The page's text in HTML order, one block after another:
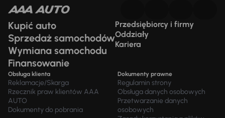
Kupić auto
Sprzedaż samochodów
Wymiana samochodu
Finansowanie
Przedsiębiorcy i firmy
Oddziały
Kariera
Obsługa klienta
Reklamacje/Skarga
Rzecznik praw klientów AAA
AUTO
Dokumenty do pobrania
Dokumenty prawne
Regulamin strony
Obsługa danych osobowych
Przetwarzanie danych
osobowych